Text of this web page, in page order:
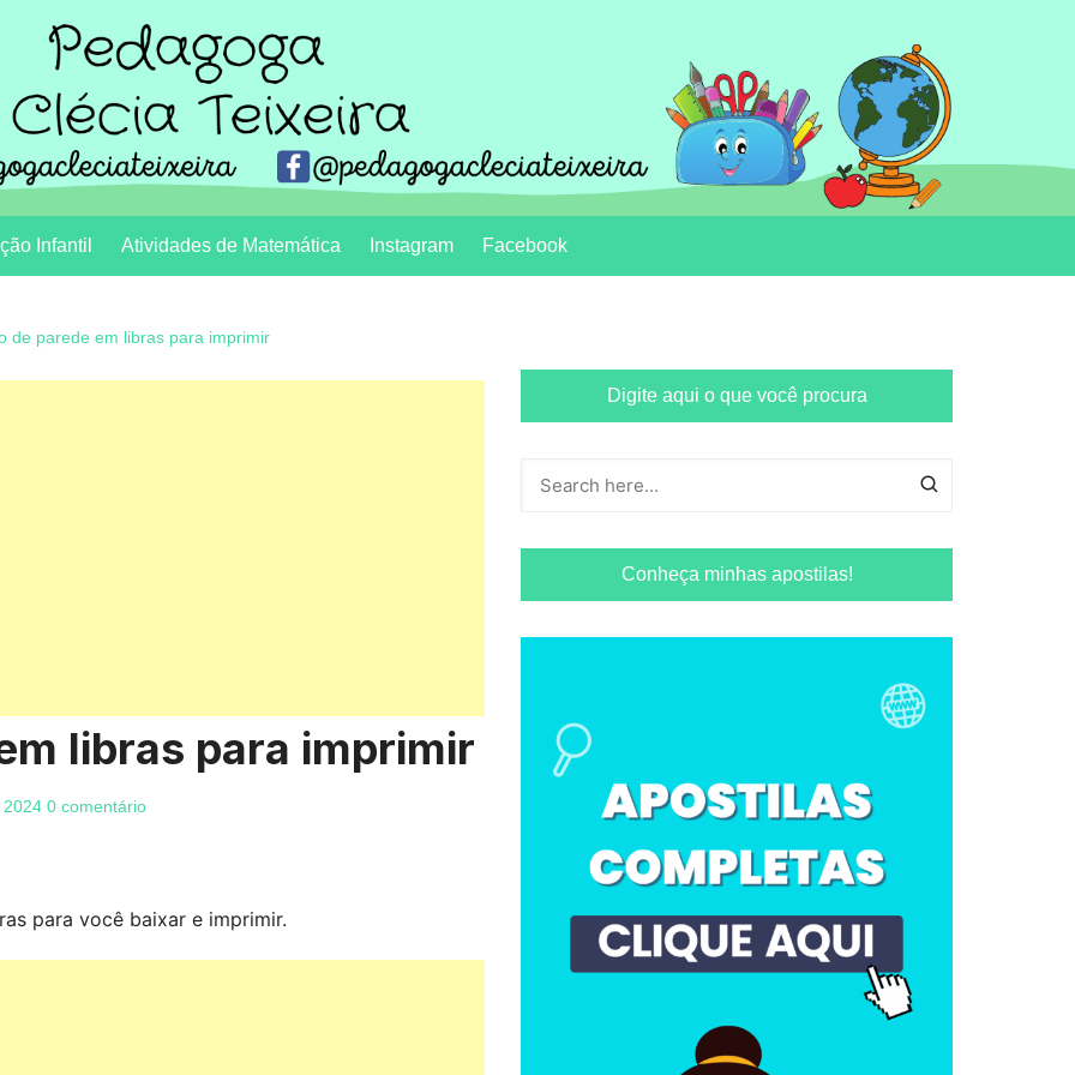
Infantil Atividades de Matemática Instagram Facebook
de parede em libras para imprimir
libras para imprimir
2024 0 comentário
para você baixar e imprimir.
Digite aqui o que você procura
Conheça minhas apostilas!